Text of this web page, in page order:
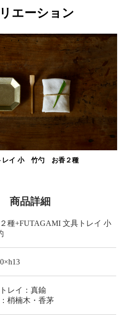
エーション
レイ 小 竹勺 お香２種
商品詳細
種+FUTAGAMI 文具トレイ 小
レイ：真鍮
梢楠木・香茅